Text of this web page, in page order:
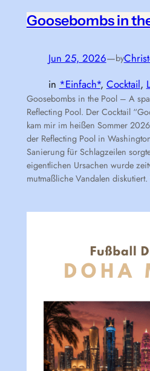
Goosebombs in
Jun 25, 2026—by
in *Einfach*, Cocktail,
Goosebombs in the Pool – A
Reflecting Pool. Der Cocktail
kam mir im heißen Sommer
der Reflecting Pool in
Sanierung für Schlagzeilen
eigentlichen Ursachen wurde
mutmaßliche Vandalen